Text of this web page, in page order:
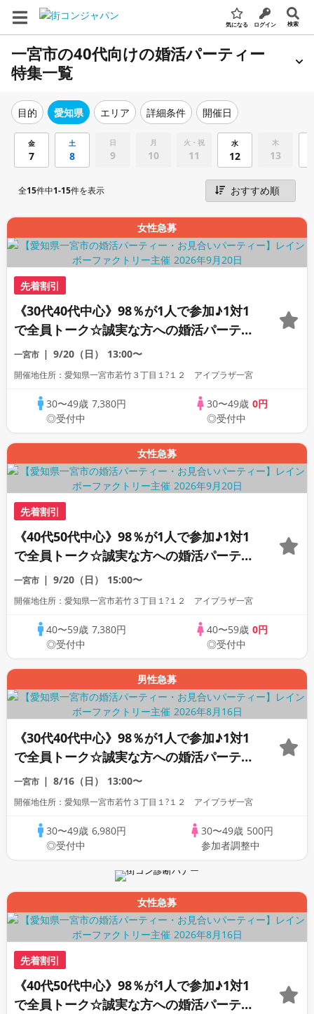
気になる ログイン 検索
一宮市の40代向けの婚活パーティー
特集一覧
目的 愛知県 エリア 詳細条件 開催日
金
7
土
8
日
9
月
10
火・祝
11
水
12
木
13
全15件中1-15件を表示
女性急募
先着割引
《30代40代中心》98％が1人で参加♪1対1
で全員トーク☆誠実な方への婚活パーティ
ー
一宮市 9/20（日） 13:00〜
開催地住所：愛知県一宮市若竹３丁目１?１２ アイプラザ一宮
30〜49歳 7,380円
◎受付中
30〜49歳 0円
◎受付中
女性急募
先着割引
《40代50代中心》98％が1人で参加♪1対1
で全員トーク☆誠実な方への婚活パーティ
ー
一宮市 9/20（日） 15:00〜
開催地住所：愛知県一宮市若竹３丁目１?１２ アイプラザ一宮
40〜59歳 7,380円
◎受付中
40〜59歳 0円
◎受付中
男性急募
《30代40代中心》98％が1人で参加♪1対1
で全員トーク☆誠実な方への婚活パーティ
ー
一宮市 8/16（日） 13:00〜
開催地住所：愛知県一宮市若竹３丁目１?１２ アイプラザ一宮
30〜49歳 6,980円
◎受付中
30〜49歳 500円
参加者調整中
女性急募
先着割引
《40代50代中心》98％が1人で参加♪1対1
で全員トーク☆誠実な方への婚活パーティ